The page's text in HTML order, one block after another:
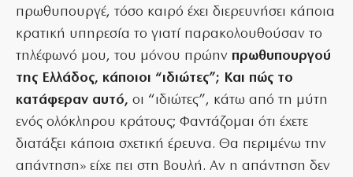
πρωθυπουργέ, τόσο καιρό έχει διερευνήσει κάποια
κρατική υπηρεσία το γιατί παρακολουθούσαν το
τηλέφωνό μου, του μόνου πρώην πρωθυπουργού
της Ελλάδος, κάποιοι “ιδιώτες”; Και πώς το
κατάφεραν αυτό, οι “ιδιώτες”, κάτω από τη μύτη
ενός ολόκληρου κράτους; Φαντάζομαι ότι έχετε
διατάξει κάποια σχετική έρευνα. Θα περιμένω την
απάντηση» είχε πει στη Βουλή. Αν η απάντηση δεν